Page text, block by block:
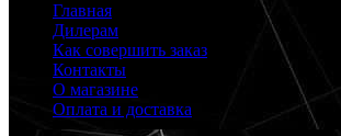
Главная
Дилерам
Как совершить заказ
Контакты
О магазине
Оплата и доставка